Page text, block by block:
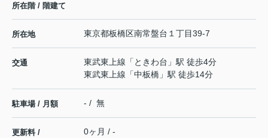
所在階 / 階建て
所在地 東京都板橋区南常盤台 １丁目39-7
交通 東武東上線 「 ときわ台 」駅 徒歩4分
東武東上線 「中板橋 」駅 徒歩14分
駐車場 / 月額 - / 無
更新料 /
0ヶ月 / -